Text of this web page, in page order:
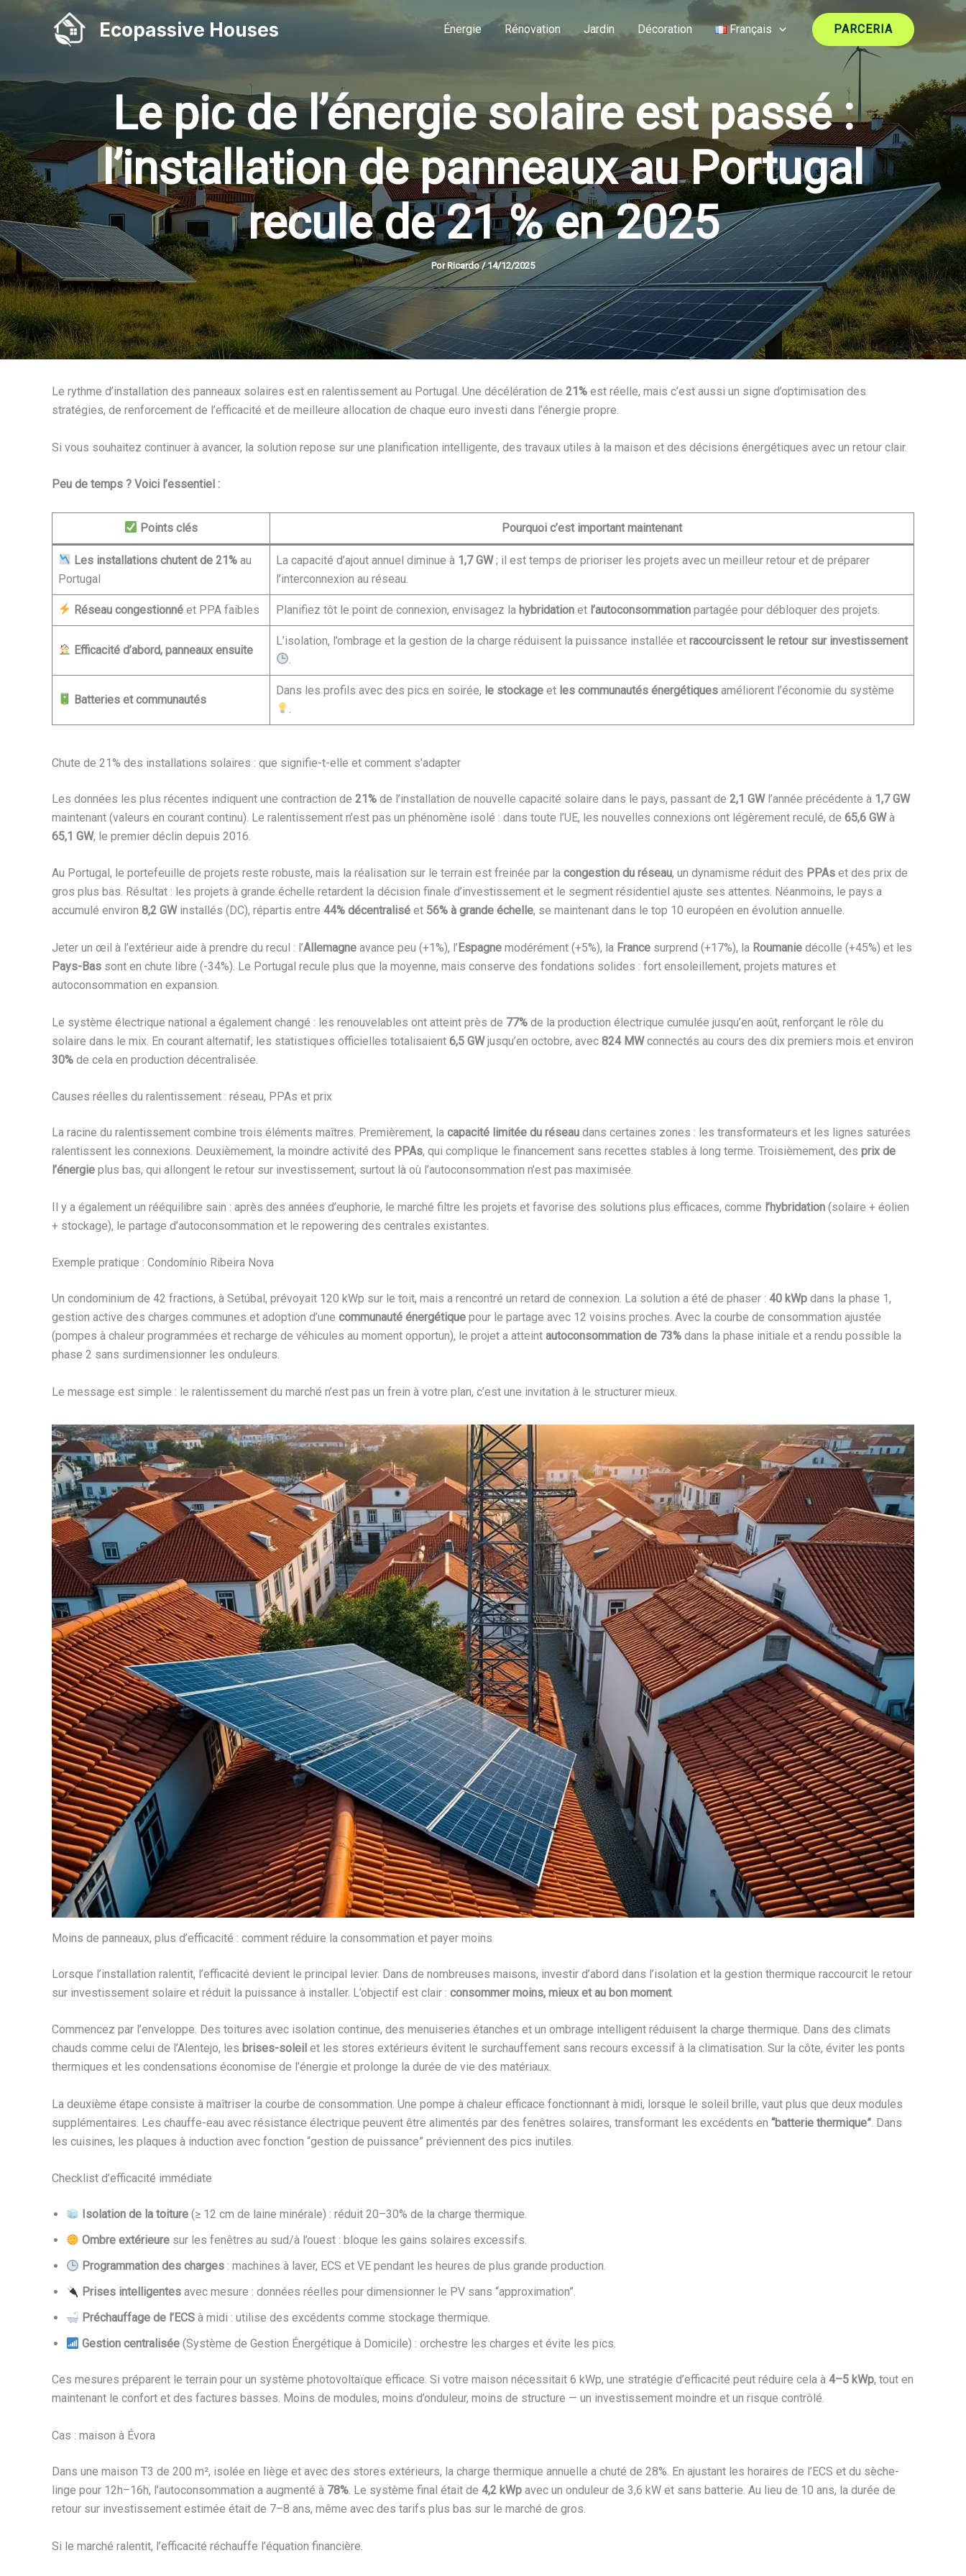
Ecopassive Houses Énergie Rénovation Jardin Décoration Français PARCERIA
Le pic de l’énergie solaire est passé :
l’installation de panneaux au Portugal
recule de 21 % en 2025
Por Ricardo/14/12/2025
Le rythme d’installation des panneaux solaires est en ralentissement au Portugal. Une décélération de 21% est réelle, mais c’est aussi un signe d’optimisation des
stratégies, de renforcement de l’efficacité et de meilleure allocation de chaque euro investi dans l’énergie propre.
Si vous souhaitez continuer à avancer, la solution repose sur une planification intelligente, des travaux utiles à la maison et des décisions énergétiques avec un retour clair.
Peu de temps ? Voici l’essentiel :
Points clés Pourquoi c’est important maintenant
Les installations chutent de 21% au
Portugal
La capacité d’ajout annuel diminue à 1,7 GW; il est temps de prioriser les projets avec un meilleur retour et de préparer
l’interconnexion au réseau.
Réseau congestionné et PPA faibles Planifiez tôt le point de connexion, envisagez la hybridation et l’autoconsommation partagée pour débloquer des projets.
Efficacité d’abord, panneaux ensuite
L’isolation, l’ombrage et la gestion de la charge réduisent la puissance installée et raccourcissent le retour sur investissement
Batteries et communautés
Dans les profils avec des pics en soirée, le stockage et les communautés énergétiques améliorent l’économie du système
Chute de 21% des installations solaires : que signifie-t-elle et comment s’adapter
Les données les plus récentes indiquent une contraction de 21% de l’installation de nouvelle capacité solaire dans le pays, passant de 2,1 GWl’année précédente à 1,7 GW
maintenant (valeurs en courant continu). Le ralentissement n’est pas un phénomène isolé : dans toute l’UE, les nouvelles connexions ont légèrement reculé, de 65,6 GWà
65,1 GW, le premier déclin depuis 2016.
Au Portugal, le portefeuille de projets reste robuste, mais la réalisation sur le terrain est freinée par la congestion du réseau, un dynamisme réduit des PPAs et des prix de
gros plus bas. Résultat : les projets à grande échelle retardent la décision finale d’investissement et le segment résidentiel ajuste ses attentes. Néanmoins, le pays a
accumulé environ 8,2 GWinstallés (DC), répartis entre 44% décentralisé et 56% à grande échelle, se maintenant dans le top 10 européen en évolution annuelle.
Jeter un œil à l’extérieur aide à prendre du recul : l’Allemagne avance peu (+1%), l’Espagne modérément (+5%), la France surprend (+17%), la Roumanie décolle (+45%) et les
Pays-Bas sont en chute libre (-34%). Le Portugal recule plus que la moyenne, mais conserve des fondations solides : fort ensoleillement, projets matures et
autoconsommation en expansion.
Le système électrique national a également changé : les renouvelables ont atteint près de 77% de la production électrique cumulée jusqu’en août, renforçant le rôle du
solaire dans le mix. En courant alternatif, les statistiques officielles totalisaient 6,5 GWjusqu’en octobre, avec 824 MWconnectés au cours des dix premiers mois et environ
30% de cela en production décentralisée.
Causes réelles du ralentissement : réseau, PPAs et prix
La racine du ralentissement combine trois éléments maîtres. Premièrement, la capacité limitée du réseau dans certaines zones : les transformateurs et les lignes saturées
ralentissent les connexions. Deuxièmement, la moindre activité des PPAs, qui complique le financement sans recettes stables à long terme. Troisièmement, des prix de
l’énergie plus bas, qui allongent le retour sur investissement, surtout là où l’autoconsommation n’est pas maximisée.
Il y a également un rééquilibre sain : après des années d’euphorie, le marché filtre les projets et favorise des solutions plus efficaces, comme l’hybridation (solaire + éolien
+ stockage), le partage d’autoconsommation et le repowering des centrales existantes.
Exemple pratique : Condomínio Ribeira Nova
Un condominium de 42 fractions, à Setúbal, prévoyait 120 kWp sur le toit, mais a rencontré un retard de connexion. La solution a été de phaser : 40 kWp dans la phase 1,
gestion active des charges communes et adoption d’une communauté énergétique pour le partage avec 12 voisins proches. Avec la courbe de consommation ajustée
(pompes à chaleur programmées et recharge de véhicules au moment opportun), le projet a atteint autoconsommation de 73% dans la phase initiale et a rendu possible la
phase 2 sans surdimensionner les onduleurs.
Le message est simple : le ralentissement du marché n’est pas un frein à votre plan, c’est une invitation à le structurer mieux.
Moins de panneaux, plus d’efficacité : comment réduire la consommation et payer moins
Lorsque l’installation ralentit, l’efficacité devient le principal levier. Dans de nombreuses maisons, investir d’abord dans l’isolation et la gestion thermique raccourcit le retour
sur investissement solaire et réduit la puissance à installer. L’objectif est clair : consommer moins, mieux et au bon moment.
Commencez par l’enveloppe. Des toitures avec isolation continue, des menuiseries étanches et un ombrage intelligent réduisent la charge thermique. Dans des climats
chauds comme celui de l’Alentejo, les brises-soleil et les stores extérieurs évitent le surchauffement sans recours excessif à la climatisation. Sur la côte, éviter les ponts
thermiques et les condensations économise de l’énergie et prolonge la durée de vie des matériaux.
La deuxième étape consiste à maîtriser la courbe de consommation. Une pompe à chaleur efficace fonctionnant à midi, lorsque le soleil brille, vaut plus que deux modules
supplémentaires. Les chauffe-eau avec résistance électrique peuvent être alimentés par des fenêtres solaires, transformant les excédents en “batterie thermique”. Dans
les cuisines, les plaques à induction avec fonction “gestion de puissance” préviennent des pics inutiles.
Checklist d’efficacité immédiate
Isolation de la toiture (≥ 12 cm de laine minérale) : réduit 20–30% de la charge thermique.
Ombre extérieure sur les fenêtres au sud/à l’ouest : bloque les gains solaires excessifs.
Programmation des charges : machines à laver, ECS et VE pendant les heures de plus grande production.
Prises intelligentes avec mesure : données réelles pour dimensionner le PV sans “approximation”.
Préchauffage de l’ECS à midi : utilise des excédents comme stockage thermique.
Gestion centralisée (Système de Gestion Énergétique à Domicile) : orchestre les charges et évite les pics.
Ces mesures préparent le terrain pour un système photovoltaïque efficace. Si votre maison nécessitait 6 kWp, une stratégie d’efficacité peut réduire cela à 4–5 kWp, tout en
maintenant le confort et des factures basses. Moins de modules, moins d’onduleur, moins de structure — un investissement moindre et un risque contrôlé.
Cas : maison à Évora
Dans une maison T3 de 200 m², isolée en liège et avec des stores extérieurs, la charge thermique annuelle a chuté de 28%. En ajustant les horaires de l’ECS et du sèche-
linge pour 12h–16h, l’autoconsommation a augmenté à 78%. Le système final était de 4,2 kWp avec un onduleur de 3,6 kW et sans batterie. Au lieu de 10 ans, la durée de
retour sur investissement estimée était de 7–8 ans, même avec des tarifs plus bas sur le marché de gros.
Si le marché ralentit, l’efficacité réchauffe l’équation financière.